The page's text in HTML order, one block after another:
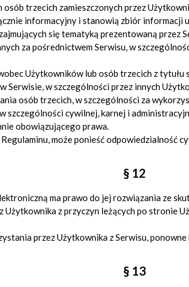
trzecich zamieszczonych przez
informacyjny i stanowią zbiór informacji
się tematyką prezentowaną przez
za pośrednictwem Serwisu, w
Użytkowników lub osób trzecich z
Serwisie, w szczególności przez innych
osób trzecich, w szczególności za
szczególności cywilnej, karnej i
obowiązującego prawa.
może ponieść odpowiedzialność
§ 12
ma prawo do jej rozwiązania ze
z przyczyn leżących po stronie
przez Użytkownika z Serwisu,
§ 13